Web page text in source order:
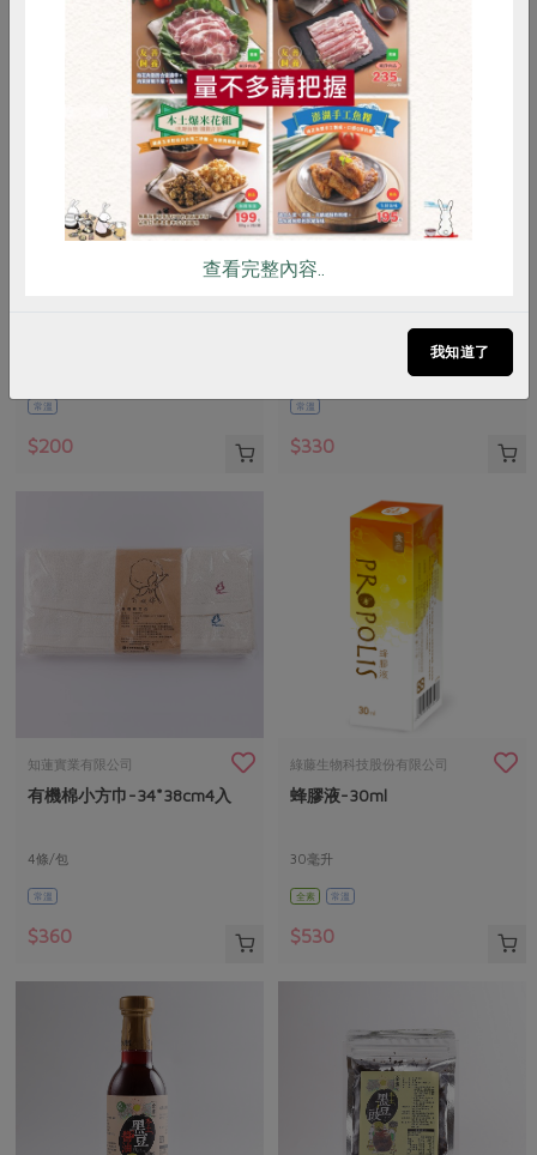
常溫
$200
知蓮實業有限公司
常溫
$330
知蓮實業有限公司
有機棉小方巾-34*38cm4入
4條/包
常溫
$360
綠藤生物科技股份有限公司
蜂膠液-30ml
30毫升
全素 常溫
$530
RPET 食譜 減硝酸鹽
雞蛋 食安 共同購買
查看完整內容..
我知道了